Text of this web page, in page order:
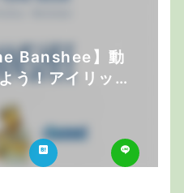
Banshee】動
う！アイリッシ